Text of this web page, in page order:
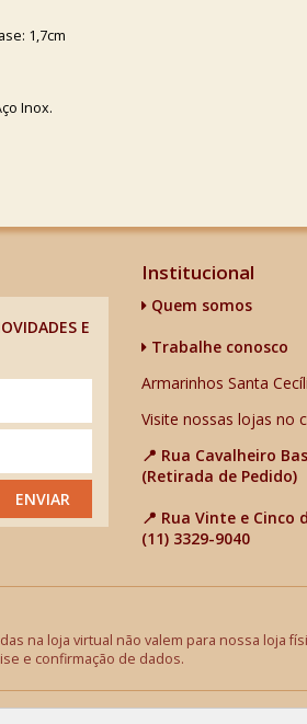
1,7cm
Inox.
E
ENVIAR
Institucional
Quem somos
Trabalhe conosco
Armarinhos Santa
Visite nossas lojas no
📍 Rua Cavalheiro
(Retirada de Pedido)
📍 Rua Vinte e Cinco
(11) 3329-9040
na loja virtual não valem para nossa loja
e confirmação de dados.